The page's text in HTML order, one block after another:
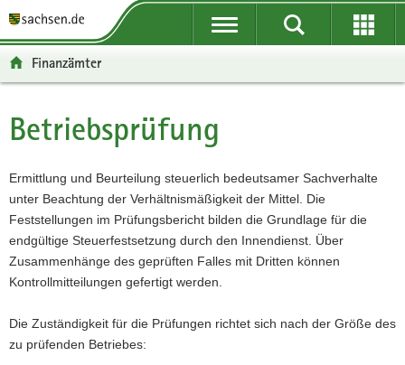
t
ü
e
r
g
r
e
i
e
n
t
n
v
i
g
a
t
i
n
p
n
a
l
t
t
e
n
f
o
r
m
a
i
o
t
-
e
r
e
i
c
h
Finanzämter
Hauptinhalt
Betriebsprüfung
Ermittlung und Beurteilung steuerlich bedeutsamer Sachverhalte
unter Beachtung der Verhältnismäßigkeit der Mittel. Die
Feststellungen im Prüfungsbericht bilden die Grundlage für die
endgültige Steuerfestsetzung durch den Innendienst. Über
Zusammenhänge des geprüften Falles mit Dritten können
Kontrollmitteilungen gefertigt werden.
Die Zuständigkeit für die Prüfungen richtet sich nach der Größe des
zu prüfenden Betriebes: